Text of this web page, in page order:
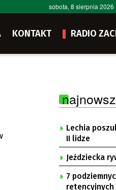
sobota, 8 sierpnia 2026
KONTAKT RADIO
Lechia
II lidze
Jeździecka
7
retencyjnych